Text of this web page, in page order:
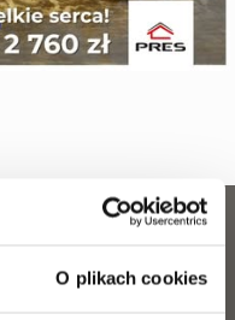
O plikach cookies